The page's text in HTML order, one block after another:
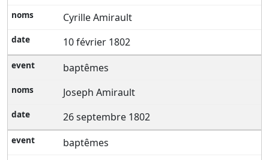
Cyrille Amirault
10 février 1802
baptêmes
Joseph Amirault
26 septembre 1802
baptêmes